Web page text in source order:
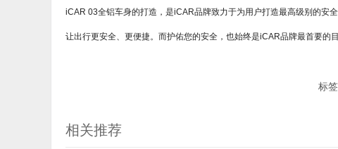
iCAR 03全铝车身的打造，是iCAR品牌致力于为用户打造最高级别的安
让出行更安全、更便捷。而护佑您的安全，也始终是iCAR品牌最首要的目
标签
相关推荐